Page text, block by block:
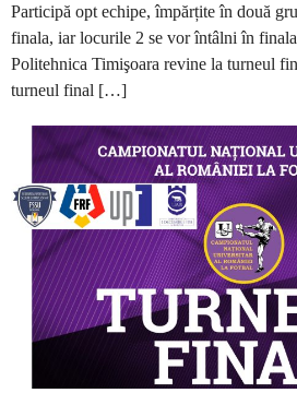
Participă opt echipe, împărțite în două
finala, iar locurile 2 se vor întâlni în
Politehnica Timişoara revine la turneul
turneul final […]